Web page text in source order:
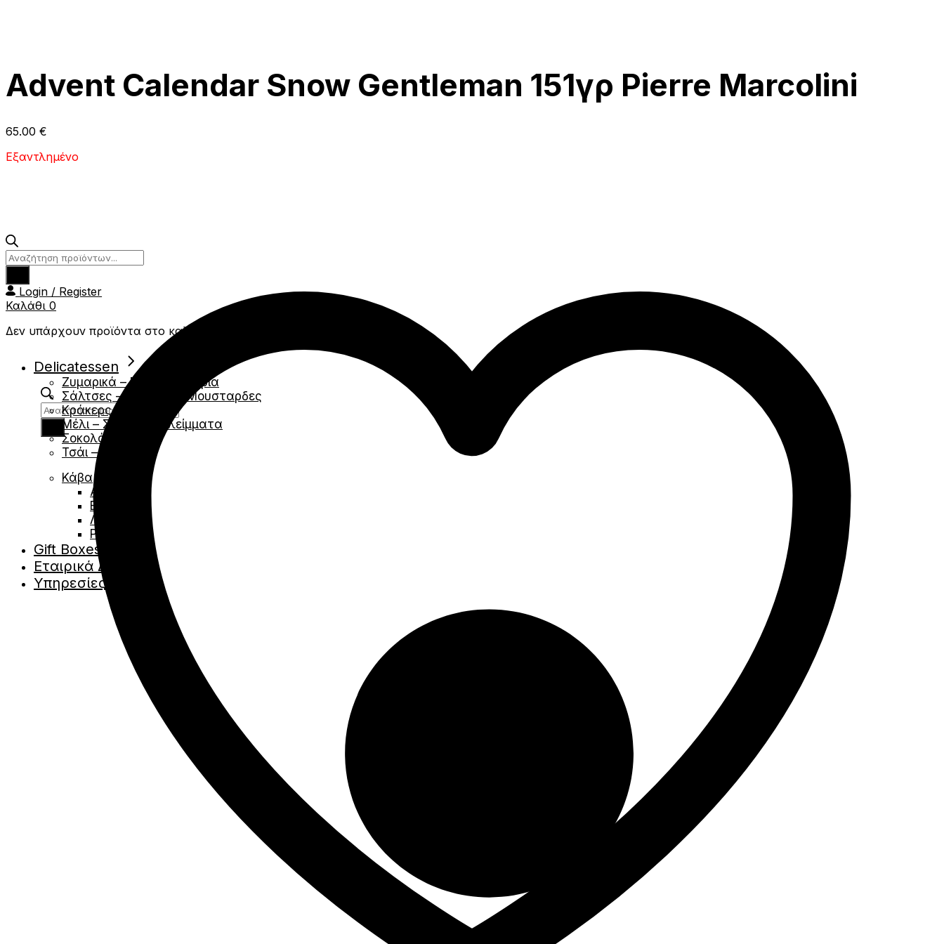
Products
search
Products
search
Login / Register
Καλάθι 0
Δεν υπάρχουν προϊόντα στο καλάθι.
Delicatessen
Ζυμαρικά – Ρύζια – Όσπρια
Σάλτσες – Chutney – Μουσταρδες
Κράκερς- Κριτσινια
Μέλι – Σιρόπια – Αλείμματα
Σοκολάτες
Τσάι – Βότανα
Κάβα
Αφρώδες
Ερυθρά
Λευκά
Ροζέ
Gift Boxes
Εταιρικά Δώρα
Υπηρεσίες
Advent Calendar Snow Gentleman 151γρ Pierre Marcolini
65.00 €
Εξαντλημένο